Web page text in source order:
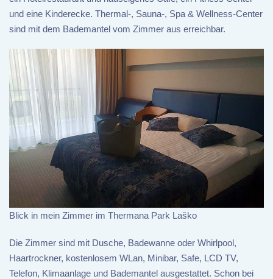
und eine Kinderecke. Thermal-, Sauna-, Spa & Wellness-Center
sind mit dem Bademantel vom Zimmer aus erreichbar.
Blick in mein Zimmer im Thermana Park Laško
Die Zimmer sind mit Dusche, Badewanne oder Whirlpool,
Haartrockner, kostenlosem WLan, Minibar, Safe, LCD TV,
Telefon, Klimaanlage und Bademantel ausgestattet. Schon bei